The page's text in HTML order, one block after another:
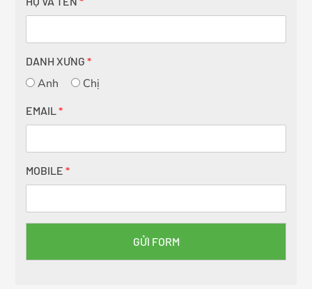
DANH XƯNG*
Anh Chị
EMAIL*
MOBILE*